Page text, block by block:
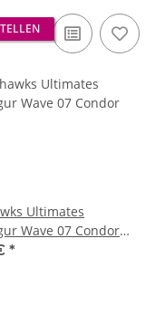
Ultimates
Wave 07 Condor
*